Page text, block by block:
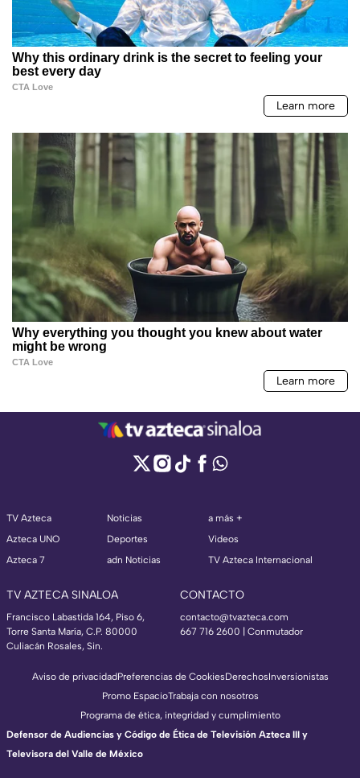
TV Azteca
Azteca UNO
Azteca 7
Noticias
Deportes
adn Noticias
a más +
Videos
TV Azteca Internacional
TV AZTECA SINALOA
Francisco Labastida 164, Piso 6,
Torre Santa María, C.P. 80000
Culiacán Rosales, Sin.
CONTACTO
contacto@tvazteca.com
667 716 2600 | Conmutador
Aviso de privacidadPreferencias de CookiesDerechosInversionistas
Promo EspacioTrabaja con nosotros
Programa de ética, integridad y cumplimiento
Defensor de Audiencias y Código de Ética de Televisión Azteca III y
Televisora del Valle de México